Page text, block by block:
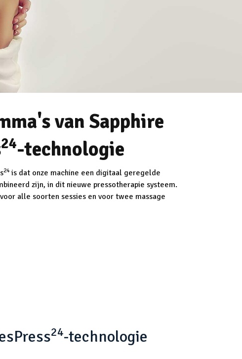
van Sapphire
24-technologie
24is dat onze machine een digitaal geregelde
zijn, in dit nieuwe pressotherapie systeem.
alle soorten sessies en voor twee massage
24-technologie